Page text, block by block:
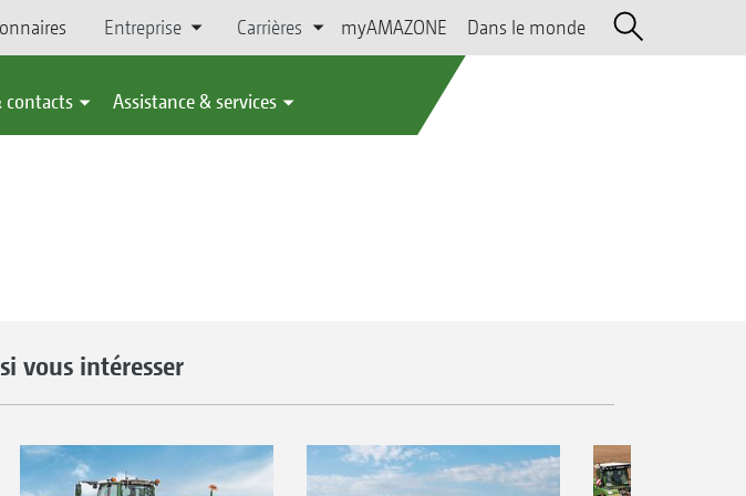
Entreprise Carrières myAMAZONE Dans le monde
contacts Assistance & services
vous intéresser